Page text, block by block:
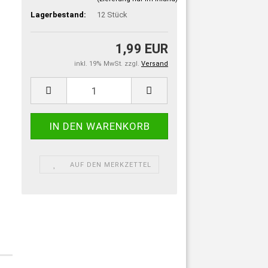
Lagerbestand: 12 Stück
1,99 EUR
inkl. 19% MwSt. zzgl. Versand
AUF DEN MERKZETTEL